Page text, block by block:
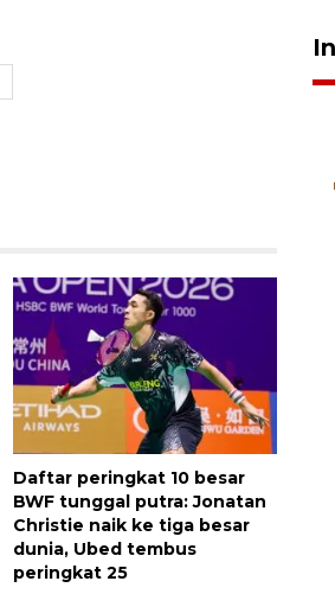
Daftar peringkat 10 besar
BWF tunggal putra: Jonatan
Christie naik ke tiga besar
dunia, Ubed tembus
peringkat 25